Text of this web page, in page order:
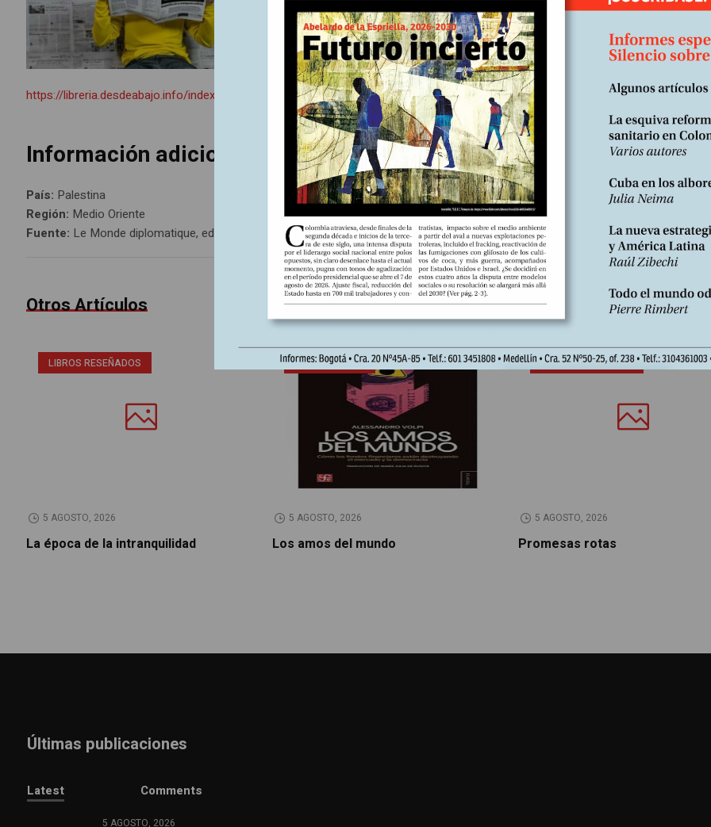
https://libreria.desdeabajo.info/index.php?route=product/product&product_id=180&search=suscri
Información adicional
País: Palestina
Región: Medio Oriente
Fuente: Le Monde diplomatique, edición 243 mayo 2024
Otros Artículos
LIBROS RESEÑADOS
5 AGOSTO, 2026
La época de la intranquilidad
SIN CATEGORÍA
5 AGOSTO, 2026
Los amos del mundo
LIBROS RESEÑADOS
5 AGOSTO, 2026
Promesas rotas
Últimas publicaciones
Latest Comments
5 AGOSTO, 2026